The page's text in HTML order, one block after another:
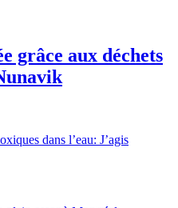
grâce aux déchets
dans l’eau: J’agis